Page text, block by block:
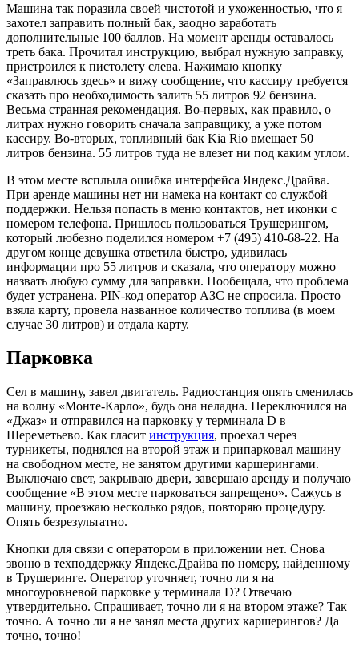
Машина так поразила своей чистотой и ухоженностью, что я
захотел заправить полный бак, заодно заработать
дополнительные 100 баллов. На момент аренды оставалось
треть бака. Прочитал инструкцию, выбрал нужную заправку,
пристроился к пистолету слева. Нажимаю кнопку
«Заправлюсь здесь» и вижу сообщение, что кассиру требуется
сказать про необходимость залить 55 литров 92 бензина.
Весьма странная рекомендация. Во-первых, как правило, о
литрах нужно говорить сначала заправщику, а уже потом
кассиру. Во-вторых, топливный бак Kia Rio вмещает 50
литров бензина. 55 литров туда не влезет ни под каким углом.
В этом месте всплыла ошибка интерфейса Яндекс.Драйва.
При аренде машины нет ни намека на контакт со службой
поддержки. Нельзя попасть в меню контактов, нет иконки с
номером телефона. Пришлось пользоваться Трушерингом,
который любезно поделился номером +7 (495) 410-68-22. На
другом конце девушка ответила быстро, удивилась
информации про 55 литров и сказала, что оператору можно
назвать любую сумму для заправки. Пообещала, что проблема
будет устранена. PIN-код оператор АЗС не спросила. Просто
взяла карту, провела названное количество топлива (в моем
случае 30 литров) и отдала карту.
Парковка
Сел в машину, завел двигатель. Радиостанция опять сменилась
на волну «Монте-Карло», будь она неладна. Переключился на
«Джаз» и отправился на парковку у терминала D в
Шереметьево. Как гласит инструкция, проехал через
турникеты, поднялся на второй этаж и припарковал машину
на свободном месте, не занятом другими каршерингами.
Выключаю свет, закрываю двери, завершаю аренду и получаю
сообщение «В этом месте парковаться запрещено». Сажусь в
машину, проезжаю несколько рядов, повторяю процедуру.
Опять безрезультатно.
Кнопки для связи с оператором в приложении нет. Снова
звоню в техподдержку Яндекс.Драйва по номеру, найденному
в Трушеринге. Оператор уточняет, точно ли я на
многоуровневой парковке у терминала D? Отвечаю
утвердительно. Спрашивает, точно ли я на втором этаже? Так
точно. А точно ли я не занял места других каршерингов? Да
точно, точно!